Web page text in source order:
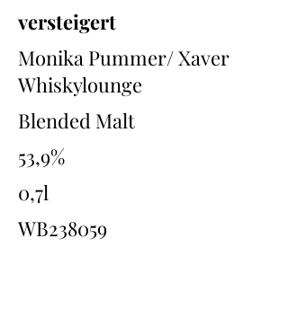
versteigert
Monika Pummer/ Xaver
Whiskylounge
Blended Malt
53,9%
0,7l
WB238059